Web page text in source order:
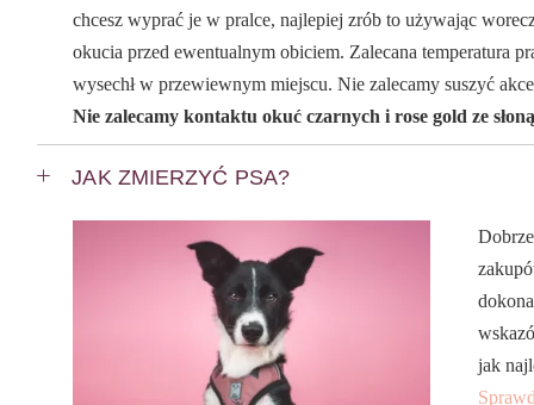
chcesz wyprać je w pralce, najlepiej zrób to używając
okucia przed ewentualnym obiciem. Zalecana temperatura
wysechł w przewiewnym miejscu. Nie zalecamy suszyć
Nie zalecamy kontaktu okuć czarnych i rose gold ze
JAK ZMIERZYĆ PSA?
jak